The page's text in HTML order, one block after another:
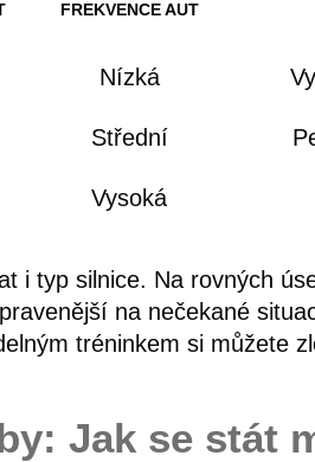
FREKVENCE AUT
Nízká
Střední
Vysoká
i typ silnice. Na rovných
na nečekané
tréninkem si můžete
Jak se stát